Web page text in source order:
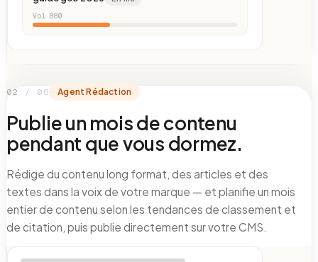
Vol 880
02 / 06 Agent Rédaction
Publie un mois de contenu
pendant que vous dormez.
Rédige du contenu long format, des articles et des
textes dans la voix de votre marque — et planifie un mois
entier de contenu selon les tendances de classement et
de citation, puis publie directement sur votre CMS.